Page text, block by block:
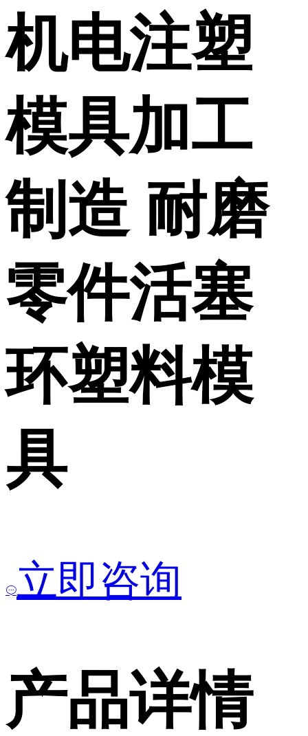
机电注塑
模具加工
制造 耐磨
零件活塞
环塑料模
具
立即咨询
产品详情